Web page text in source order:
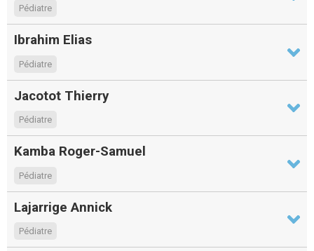
Pédiatre
Ibrahim Elias
Pédiatre
Jacotot Thierry
Pédiatre
Kamba Roger-Samuel
Pédiatre
Lajarrige Annick
Pédiatre